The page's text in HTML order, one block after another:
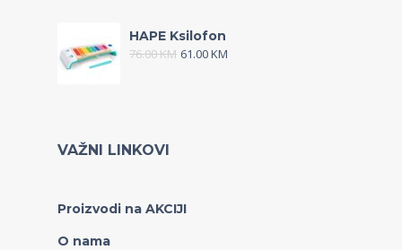
HAPE Ksilofon
76.00KM 61.00KM
VAŽNI LINKOVI
Proizvodi na AKCIJI
O nama